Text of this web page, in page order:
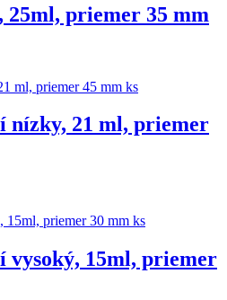
25ml, priemer 35 mm
nízky, 21 ml, priemer
vysoký, 15ml, priemer